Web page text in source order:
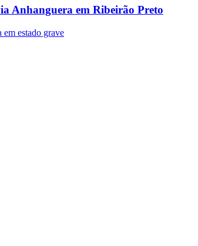
Anhanguera em Ribeirão Preto
estado grave